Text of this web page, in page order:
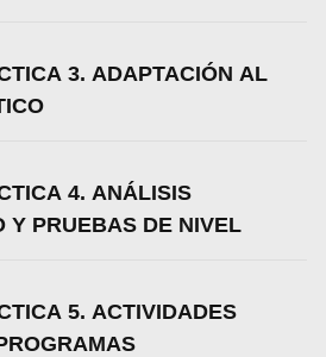
3. ADAPTACIÓN AL
4. ANÁLISIS
Y PRUEBAS DE NIVEL
5. ACTIVIDADES